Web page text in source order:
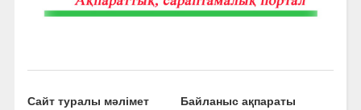
Сайт туралы мәлімет Байланыс ақпараты